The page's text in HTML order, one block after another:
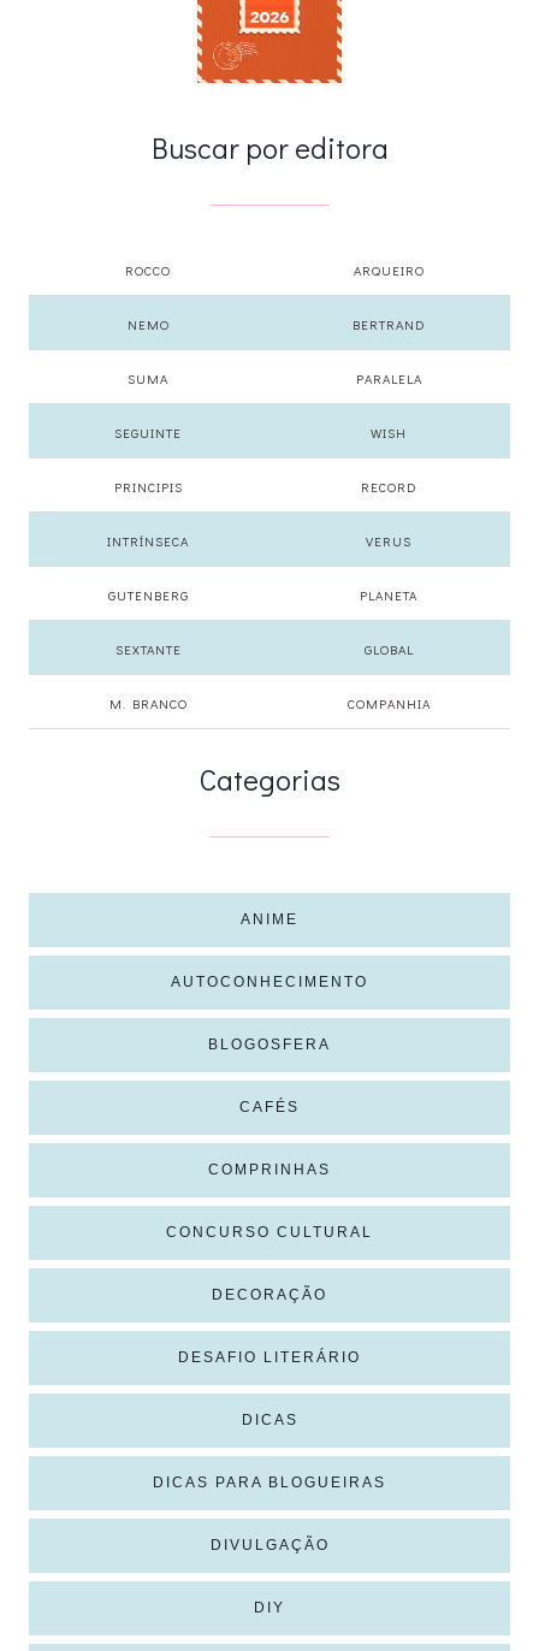
Buscar por editora
ROCCO ARQUEIRO
NEMO BERTRAND
SUMA PARALELA
SEGUINTE WISH
PRINCIPIS RECORD
INTRÍNSECA VERUS
GUTENBERG PLANETA
SEXTANTE GLOBAL
M. BRANCO COMPANHIA
Categorias
ANIME
AUTOCONHECIMENTO
BLOGOSFERA
CAFÉS
COMPRINHAS
CONCURSO CULTURAL
DECORAÇÃO
DESAFIO LITERÁRIO
DICAS
DICAS PARA BLOGUEIRAS
DIVULGAÇÃO
DIY